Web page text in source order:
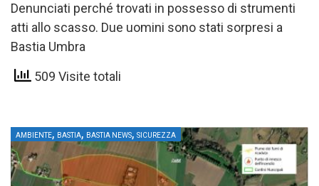
Denunciati perché trovati in possesso di strumenti
atti allo scasso. Due uomini sono stati sorpresi a
Bastia Umbra
509 Visite totali
AMBIENTE, BASTIA, BASTIA NEWS, SICUREZZA